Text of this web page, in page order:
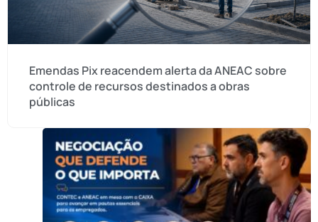
Emendas Pix reacendem alerta da ANEAC sobre
controle de recursos destinados a obras
públicas